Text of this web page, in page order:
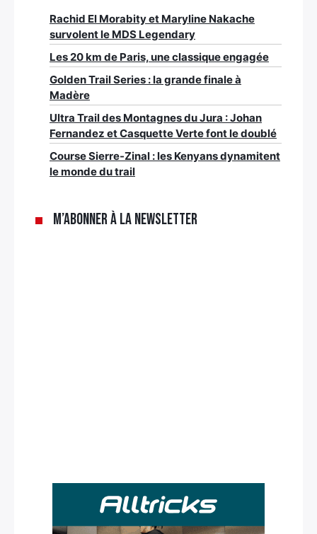
Rachid El Morabity et Maryline Nakache
survolent le MDS Legendary
Les 20 km de Paris, une classique engagée
Golden Trail Series : la grande finale à
Madère
Ultra Trail des Montagnes du Jura : Johan
Fernandez et Casquette Verte font le doublé
Course Sierre-Zinal : les Kenyans dynamitent
le monde du trail
M’abonner à la newsletter